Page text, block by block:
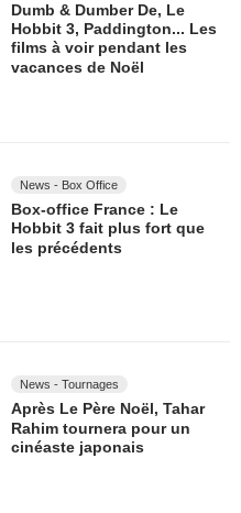
Dumb & Dumber De, Le
Hobbit 3, Paddington... Les
films à voir pendant les
vacances de Noël
News - Box Office
Box-office France : Le
Hobbit 3 fait plus fort que
les précédents
News - Tournages
Après Le Père Noël, Tahar
Rahim tournera pour un
cinéaste japonais